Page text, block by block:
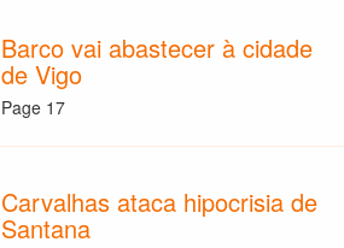
Barco vai abastecer à cidade
de Vigo
Page 17
Carvalhas ataca hipocrisia de
Santana